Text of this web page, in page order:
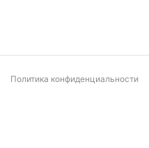
Политика конфиденциальности